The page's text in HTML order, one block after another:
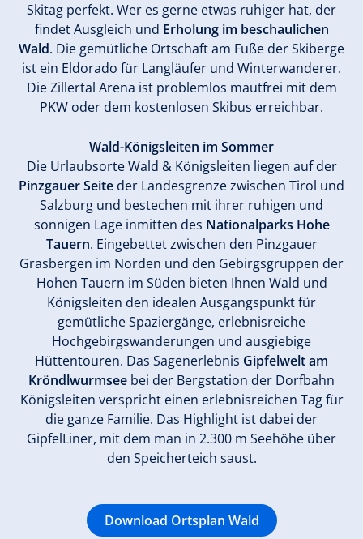
Skitag perfekt. Wer es gerne etwas ruhiger hat, der
findet Ausgleich und Erholung im beschaulichen
Wald. Die gemütliche Ortschaft am Fuße der Skiberge
ist ein Eldorado für Langläufer und Winterwanderer.
Die Zillertal Arena ist problemlos mautfrei mit dem
PKW oder dem kostenlosen Skibus erreichbar.
Wald-Königsleiten im Sommer
Die Urlaubsorte Wald & Königsleiten liegen auf der
Pinzgauer Seite der Landesgrenze zwischen Tirol und
Salzburg und bestechen mit ihrer ruhigen und
sonnigen Lage inmitten des Nationalparks Hohe
Tauern. Eingebettet zwischen den Pinzgauer
Grasbergen im Norden und den Gebirgsgruppen der
Hohen Tauern im Süden bieten Ihnen Wald und
Königsleiten den idealen Ausgangspunkt für
gemütliche Spaziergänge, erlebnisreiche
Hochgebirgswanderungen und ausgiebige
Hüttentouren. Das Sagenerlebnis Gipfelwelt am
Kröndlwurmsee bei der Bergstation der Dorfbahn
Königsleiten verspricht einen erlebnisreichen Tag für
die ganze Familie. Das Highlight ist dabei der
GipfelLiner, mit dem man in 2.300 m Seehöhe über
den Speicherteich saust.
Download Ortsplan Wald